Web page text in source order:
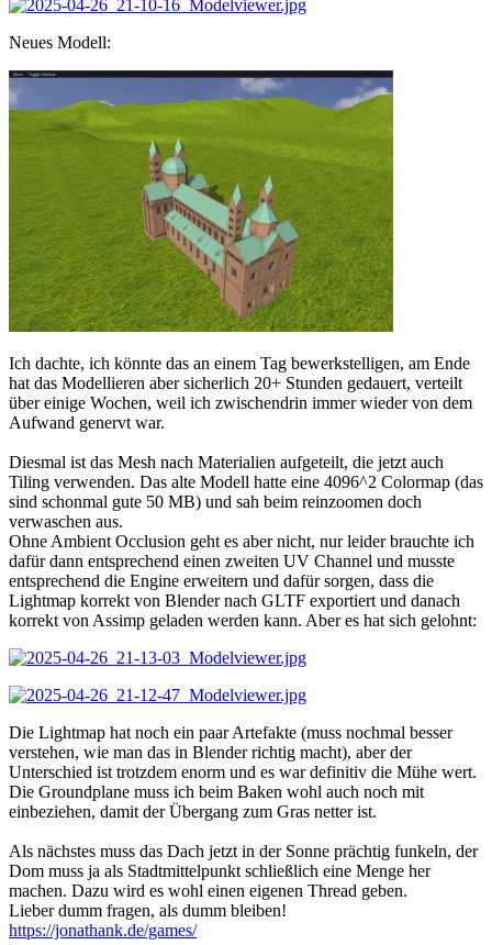
Neues Modell:
Ich dachte, ich könnte das an einem Tag bewerkstelligen, am Ende
hat das Modellieren aber sicherlich 20+ Stunden gedauert, verteilt
über einige Wochen, weil ich zwischendrin immer wieder von dem
Aufwand genervt war.
Diesmal ist das Mesh nach Materialien aufgeteilt, die jetzt auch
Tiling verwenden. Das alte Modell hatte eine 4096^2 Colormap (das
sind schonmal gute 50 MB) und sah beim reinzoomen doch
verwaschen aus.
Ohne Ambient Occlusion geht es aber nicht, nur leider brauchte ich
dafür dann entsprechend einen zweiten UV Channel und musste
entsprechend die Engine erweitern und dafür sorgen, dass die
Lightmap korrekt von Blender nach GLTF exportiert und danach
korrekt von Assimp geladen werden kann. Aber es hat sich gelohnt:
Die Lightmap hat noch ein paar Artefakte (muss nochmal besser
verstehen, wie man das in Blender richtig macht), aber der
Unterschied ist trotzdem enorm und es war definitiv die Mühe wert.
Die Groundplane muss ich beim Baken wohl auch noch mit
einbeziehen, damit der Übergang zum Gras netter ist.
Als nächstes muss das Dach jetzt in der Sonne prächtig funkeln, der
Dom muss ja als Stadtmittelpunkt schließlich eine Menge her
machen. Dazu wird es wohl einen eigenen Thread geben.
Lieber dumm fragen, als dumm bleiben!
https://jonathank.de/games/